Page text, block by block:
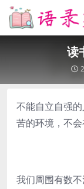
读
不能自立自强
苦的环境，不会
我们周围有数